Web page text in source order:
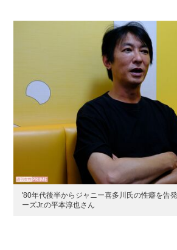
'80年代後半からジャニー喜多川氏の性癖を告
ーズJr.の平本淳也さん